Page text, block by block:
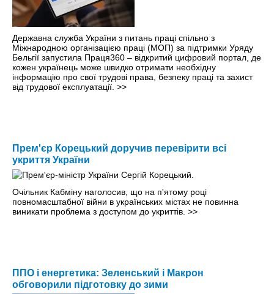
Державна служба України з питань праці спільно з
Міжнародною організацією праці (МОП) за підтримки Уряду
Бельгії запустила Праця360 – відкритий цифровий портал, де
кожен українець може швидко отримати необхідну
інформацію про свої трудові права, безпеку праці та захист
від трудової експлуатації. >>
Прем'єр Корецький доручив перевірити всі
укриття України
Очільник Кабміну наголосив, що на п'ятому році
повномасштабної війни в українських містах не повинна
виникати проблема з доступом до укриттів. >>
ППО і енергетика: Зеленський і Макрон
обговорили підготовку до зими